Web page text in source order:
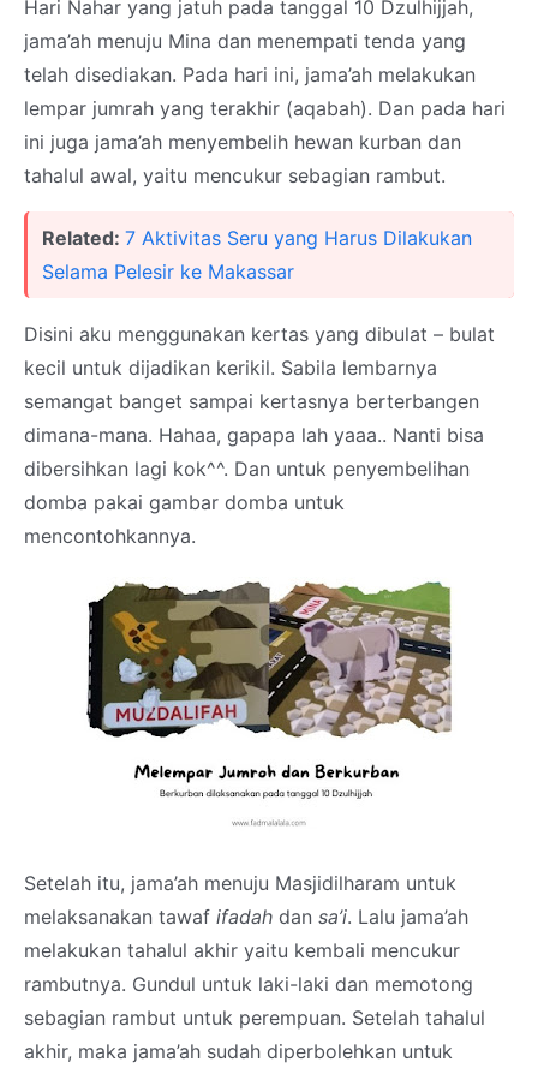
Hari Nahar yang jatuh pada tanggal 10 Dzulhijjah,
jama’ah menuju Mina dan menempati tenda yang
telah disediakan. Pada hari ini, jama’ah melakukan
lempar jumrah yang terakhir (aqabah). Dan pada hari
ini juga jama’ah menyembelih hewan kurban dan
tahalul awal, yaitu mencukur sebagian rambut.
Related: 7 Aktivitas Seru yang Harus Dilakukan
Selama Pelesir ke Makassar
Disini aku menggunakan kertas yang dibulat – bulat
kecil untuk dijadikan kerikil. Sabila lembarnya
semangat banget sampai kertasnya berterbangen
dimana-mana. Hahaa, gapapa lah yaaa.. Nanti bisa
dibersihkan lagi kok^^. Dan untuk penyembelihan
domba pakai gambar domba untuk
mencontohkannya.
Setelah itu, jama’ah menuju Masjidilharam untuk
melaksanakan tawaf ifadah dan sa’i. Lalu jama’ah
melakukan tahalul akhir yaitu kembali mencukur
rambutnya. Gundul untuk laki-laki dan memotong
sebagian rambut untuk perempuan. Setelah tahalul
akhir, maka jama’ah sudah diperbolehkan untuk